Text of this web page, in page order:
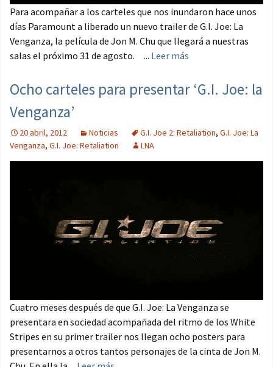
Para acompañar a los carteles que nos inundaron hace unos
días Paramount a liberado un nuevo trailer de G.I. Joe: La
Venganza, la película de Jon M. Chu que llegará a nuestras
salas el próximo 31 de agosto. ... Leer más
Ocho carteles para presentar ‘G.I. Joe: la
Venganza’
20 abril, 2012 Noticias G.I. Joe 2: Retaliation, G.I. Joe: La
Venganza, G.I. Joe: Retaliation LNA
Cuatro meses después de que G.I. Joe: La Venganza se
presentara en sociedad acompañada del ritmo de los White
Stripes en su primer trailer nos llegan ocho posters para
presentarnos a otros tantos personajes de la cinta de Jon M.